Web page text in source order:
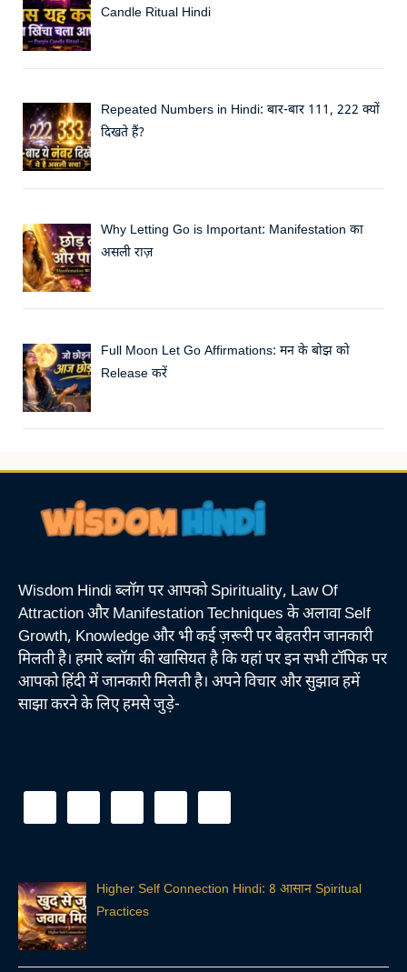
Candle Ritual Hindi
Repeated Numbers in Hindi: बार-बार 111, 222 क्यों
दिखते हैं?
Why Letting Go is Important: Manifestation का
असली राज़
Full Moon Let Go Affirmations: मन के बोझ को
Release करें
Wisdom Hindi ब्लॉग पर आपको Spirituality, Law Of
Attraction और Manifestation Techniques के अलावा Self
Growth, Knowledge और भी कई ज़रूरी पर बेहतरीन जानकारी
मिलती है। हमारे ब्लॉग की खासियत है कि यहां पर इन सभी टॉपिक पर
आपको हिंदी में जानकारी मिलती है। अपने विचार और सुझाव हमें
साझा करने के लिए हमसे जुड़े-
Higher Self Connection Hindi: 8 आसान Spiritual
Practices